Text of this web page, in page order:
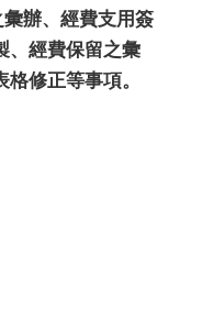
辦、經費支用簽
、經費保留之彙
修正等事項。